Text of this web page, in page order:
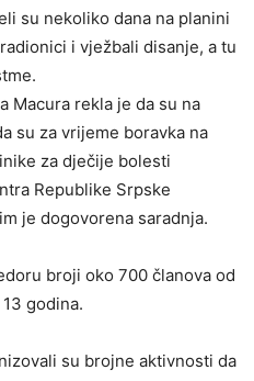
su nekoliko dana na planini
i vježbali disanje, a tu
Macura rekla je da su na
su za vrijeme boravka na
za dječije bolesti
Republike Srpske
je dogovorena saradnja.
broji oko 700 članova od
godina.
su brojne aktivnosti da